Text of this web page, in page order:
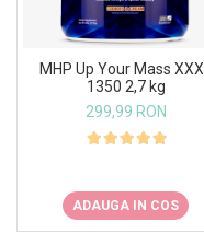
MHP Up Your Mass XXXL
1350 2,7 kg
299,99 RON
ADAUGA IN COS